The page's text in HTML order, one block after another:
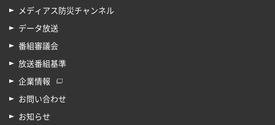
メディアス防災チャンネル
データ放送
番組審議会
放送番組基準
企業情報
お問い合わせ
お知らせ